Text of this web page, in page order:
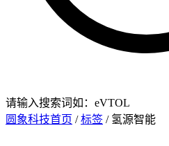
请输入搜索词如：eVTOL
圆象科技首页 /标签 / 氢源智能